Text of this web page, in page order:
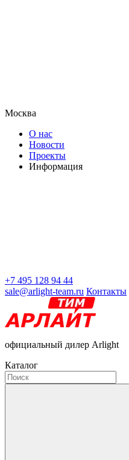
Москва
О нас
Новости
Проекты
Информация
+7 495 128 94 44
sale@arlight-team.ru Контакты
официальный дилер Arlight
Каталог